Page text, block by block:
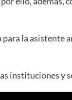
para la asistente
instituciones y